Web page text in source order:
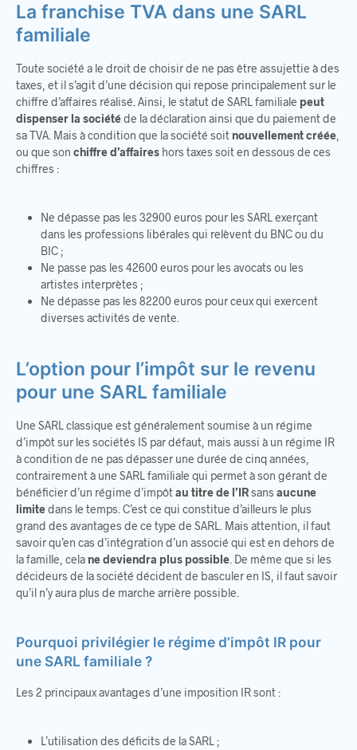
La franchise TVA dans une SARL
familiale
Toute société a le droit de choisir de ne pas être assujettie à des
taxes, et il s’agit d’une décision qui repose principalement sur le
chiffre d’affaires réalisé. Ainsi, le statut de SARL familiale peut
dispenser la sociétéde la déclaration ainsi que du paiement de
sa TVA. Mais à condition que la société soit nouvellement créée
ou que son chiffre d’affaires hors taxes soit en dessous de ces
chiffres :
Ne dépasse pas les 32900 euros pour les SARL exerçant
dans les professions libérales qui relèvent du BNC ou du
BIC ;
Ne passe pas les 42600 euros pour les avocats ou les
artistes interprètes ;
Ne dépasse pas les 82200 euros pour ceux qui exercent
diverses activités de vente.
L’option pour l’impôt sur le revenu
pour une SARL familiale
Une SARL classique est généralement soumise à un régime
d’impôt sur les sociétés IS par défaut, mais aussi à un régime IR
à condition de ne pas dépasser une durée de cinq années,
contrairement à une SARL familiale qui permet à son gérant de
bénéficier d’un régime d’impôtau titre de l’IRsans aucune
limitedans le temps. C’est ce qui constitue d’ailleurs le plus
grand des avantages de ce type de SARL. Mais attention, il faut
savoir qu’en cas d’intégration d’un associé qui est en dehors de
la famille, cela ne deviendra plus possible . De même que si les
décideurs de la société décident de basculer en IS, il faut savoir
qu’il n’y aura plus de marche arrière possible.
Pourquoi privilégier le régime d’impôt IR pour
une SARL familiale ?
Les 2 principaux avantages d’une imposition IR sont :
L’utilisation des déficits de la SARL ;